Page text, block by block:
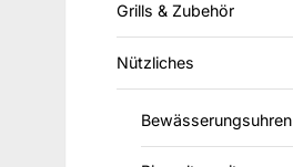
Grills & Zubehör
Nützliches
Bewässerungsuhren